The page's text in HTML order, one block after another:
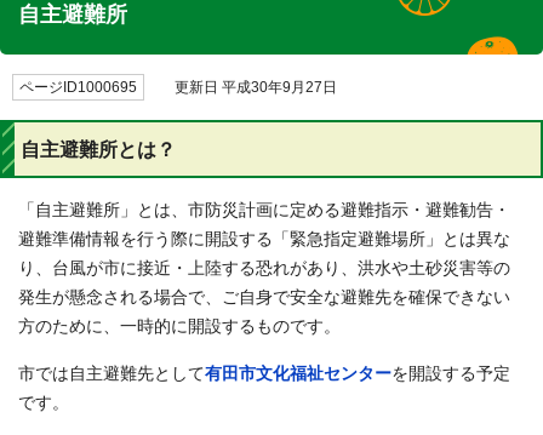
自主避難所
ページID1000695 更新日 平成30年9月27日
自主避難所とは？
「自主避難所」とは、市防災計画に定める避難指示・避難勧告・
避難準備情報を行う際に開設する「緊急指定避難場所」とは異な
り、台風が市に接近・上陸する恐れがあり、洪水や土砂災害等の
発生が懸念される場合で、ご自身で安全な避難先を確保できない
方のために、一時的に開設するものです。
市では自主避難先として有田市文化福祉センターを開設する予定
です。